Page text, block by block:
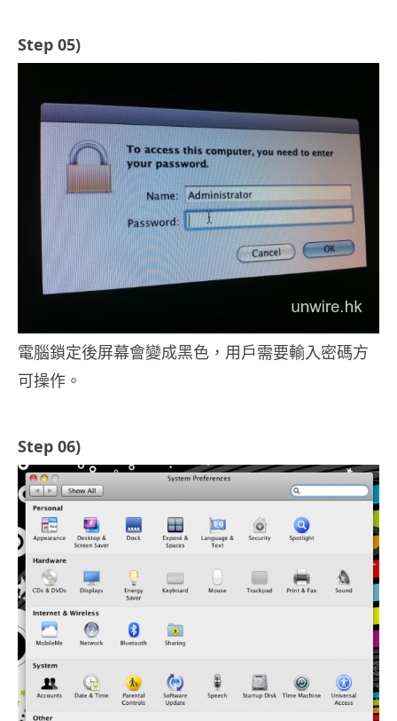
Step 05)
電腦鎖定後屏幕會變成黑色，用戶需要輸入密碼方
可操作。
Step 06)